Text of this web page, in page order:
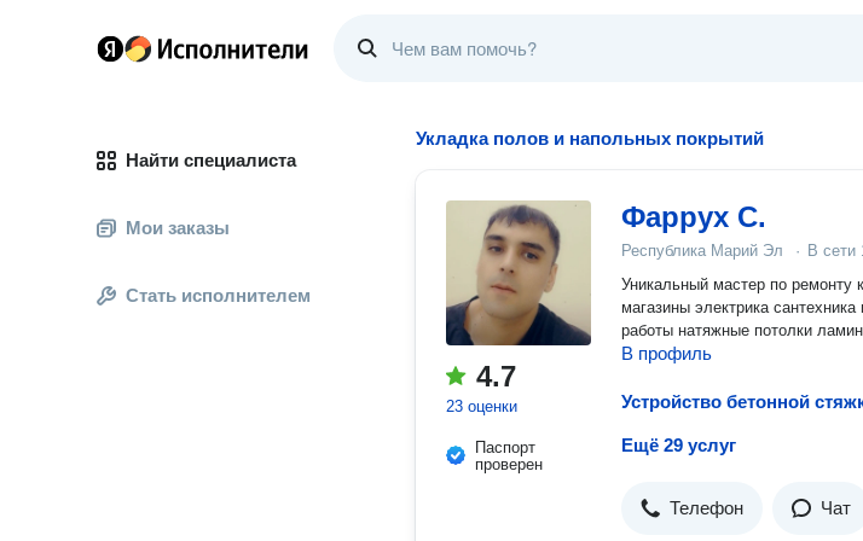
Найти специалиста
Мои заказы
Стать исполнителем
Укладка полов и напольных покрытий
4.7
23 оценки
Паспорт
проверен
Фаррух С.
Республика Марий Эл · В сети
Уникальный мастер по ремонту
магазины электрика
работы натяжные потолки
В профиль
Ещё 29 услуг
Телефон Чат